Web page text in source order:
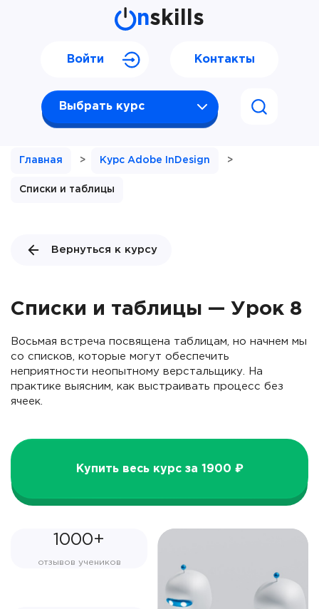
nskills
Выбрать курс
Войти Контакты
Главная > Курс Adobe InDesign >
Списки и таблицы
Вернуться к курсу
Списки и таблицы — Урок 8
Восьмая встреча посвящена таблицам, но начнем мы
со списков, которые могут обеспечить
неприятности неопытному верстальщику. На
практике выясним, как выстраивать процесс без
ячеек.
Купить весь курс за 1900 ₽
1000+
отзывов учеников